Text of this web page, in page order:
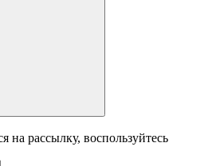
на рассылку, воспользуйтесь